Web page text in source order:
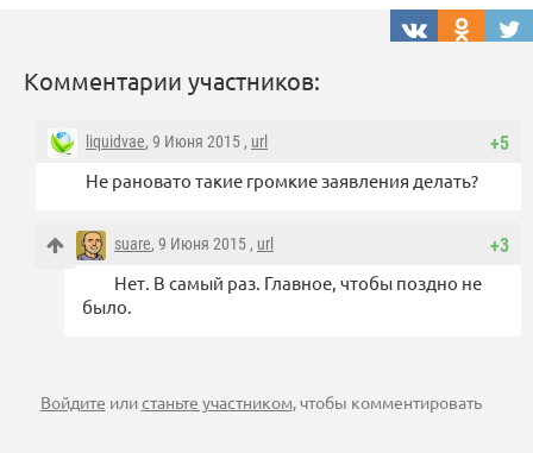
Комментарии участников:
+5
liquidvae, 9 Июня 2015 , url
Не рановато такие громкие заявления делать?
+3
suare, 9 Июня 2015 , url
Нет. В самый раз. Главное, чтобы поздно не
было.
Войдите илистаньте участником, чтобы комментировать